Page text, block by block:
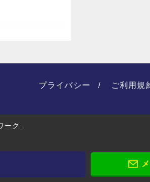
プライバシー ご利用規
ーク.